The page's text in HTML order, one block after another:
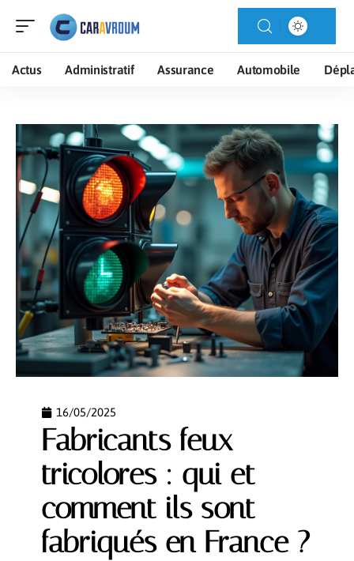
Actus Administratif Assurance Automobile
16/05/2025
Fabricants feux
tricolores : qui et
comment ils sont
fabriqués en France ?